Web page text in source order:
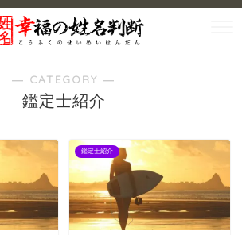
― CATEGORY ―
鑑定士紹介
鑑定士紹介